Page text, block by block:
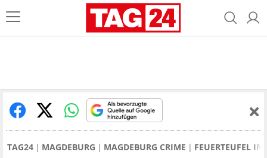
TAG24 MAGDEBURG MAGDEBURG CRIME FEUERTEUFEL